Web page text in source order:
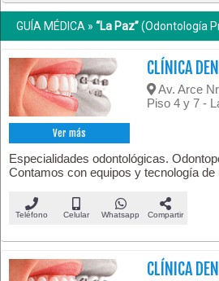
GUÍA MÉDICA » “La Paz”(Odontología
Ver más
CLÍNICA
Av. Arce
Piso 4 y 7 -
Especialidades odontológicas.
Contamos con equipos y tecnología de
Teléfono Celular Whatsapp Compartir
CLÍNICA